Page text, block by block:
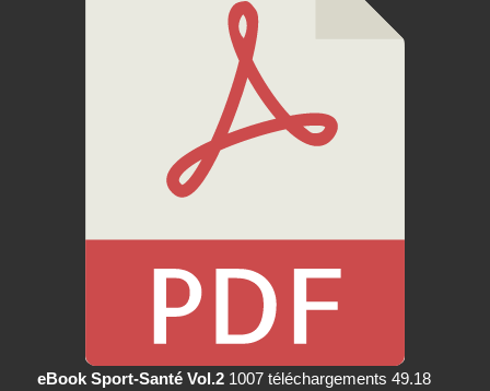
eBook Sport-Santé Vol.2 1007 téléchargements 49.18